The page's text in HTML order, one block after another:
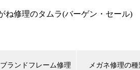
ブランドフレーム修理 メガネ修理の種